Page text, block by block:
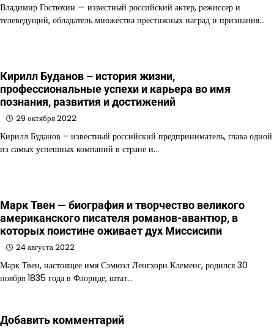
Владимир Гостюхин — известный российский актер, режиссер и
телеведущий, обладатель множества престижных наград и признания…
Кирилл Буданов – история жизни,
профессиональные успехи и карьера во имя
познания, развития и достижений
29 октября 2022
Кирилл Буданов – известный российский предприниматель, глава одной
из самых успешных компаний в стране и…
Марк Твен — биография и творчество великого
американского писателя романов-авантюр, в
которых поистине оживает дух Миссисипи
24 августа 2022
Марк Твен, настоящее имя Сэмюэл Ленгхорн Клеменс, родился 30
ноября 1835 года в Флориде, штат…
Добавить комментарий